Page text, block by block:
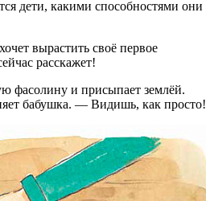
дети, какими способностями они
вырастить своё первое
расскажет!
фасолину и присыпает землёй.
бабушка. — Видишь, как просто!